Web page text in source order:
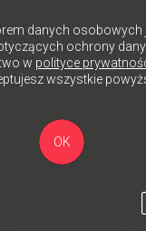
OK
danych osobowych
ochrony
w polityce
wszystkie